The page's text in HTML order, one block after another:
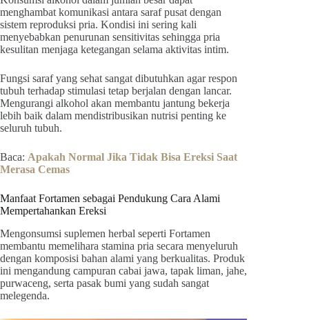
menghambat komunikasi antara saraf pusat dengan
sistem reproduksi pria. Kondisi ini sering kali
menyebabkan penurunan sensitivitas sehingga pria
kesulitan menjaga ketegangan selama aktivitas intim.
Fungsi saraf yang sehat sangat dibutuhkan agar respon
tubuh terhadap stimulasi tetap berjalan dengan lancar.
Mengurangi alkohol akan membantu jantung bekerja
lebih baik dalam mendistribusikan nutrisi penting ke
seluruh tubuh.
Baca: Apakah Normal Jika Tidak Bisa Ereksi Saat
Merasa Cemas
Manfaat Fortamen sebagai Pendukung Cara Alami
Mempertahankan Ereksi
Mengonsumsi suplemen herbal seperti Fortamen
membantu memelihara stamina pria secara menyeluruh
dengan komposisi bahan alami yang berkualitas. Produk
ini mengandung campuran cabai jawa, tapak liman, jahe,
purwaceng, serta pasak bumi yang sudah sangat
melegenda.